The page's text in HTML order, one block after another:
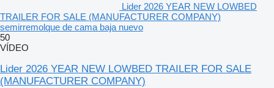
Lider 2026 YEAR NEW LOWBED
TRAILER FOR SALE (MANUFACTURER COMPANY)
semirremolque de cama baja nuevo
50
VÍDEO
Lider 2026 YEAR NEW LOWBED TRAILER FOR SALE
(MANUFACTURER COMPANY)